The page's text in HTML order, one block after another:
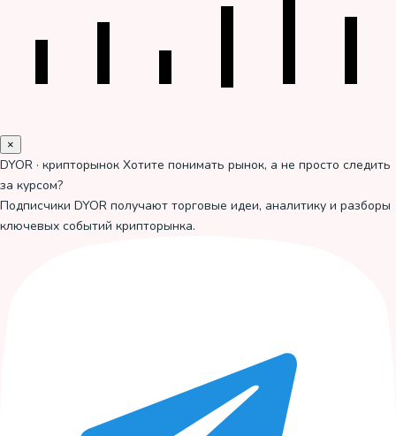
×
DYOR · крипторынок Хотите понимать рынок, а не просто следить
за курсом?
Подписчики DYOR получают торговые идеи, аналитику и разборы
ключевых событий крипторынка.